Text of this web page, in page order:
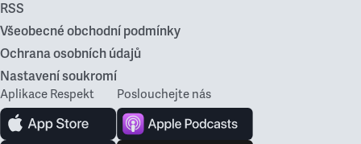
RSS
Všeobecné obchodní podmínky
Ochrana osobních údajů
Nastavení soukromí
Aplikace Respekt Poslouchejte nás